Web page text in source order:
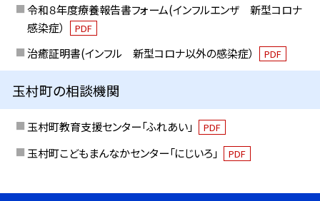
令和８年度療養報告書フォーム(インフルエンザ 新型コロナ
感染症）
PDF
治癒証明書(インフル 新型コロナ以外の感染症） PDF
玉村町の相談機関
玉村町教育支援センター「ふれあい」 PDF
玉村町こどもまんなかセンター「にじいろ」 PDF